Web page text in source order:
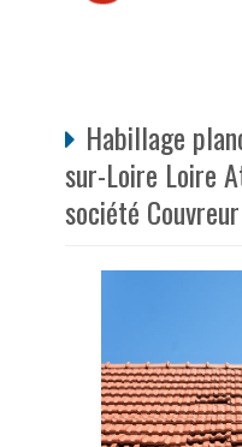
Habillage
sur-Loire Loire
société